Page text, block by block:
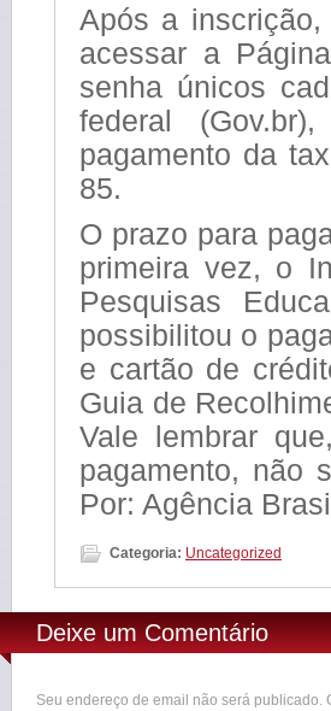
Após a
acessar a
senha únicos
federal
pagamento da
85.
O prazo para
primeira vez, o
Pesquisas
possibilitou o
e cartão de
Guia de
Vale lembrar
pagamento, não
Por: Agência
Categoria: Uncategorized
Deixe um Comentário
Seu endereço de email não será